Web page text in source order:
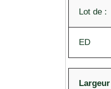
Lot de :
ED
Largeur